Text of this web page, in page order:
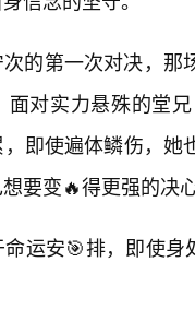
的第一次对决，
面对实力悬殊的堂
即使遍体鳞伤，
要变🔥得更强的决
运安🎯排，即使身